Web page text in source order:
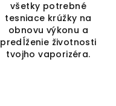
všetky potrebné
tesniace krúžky na
obnovu výkonu a
predĺženie životnosti
tvojho vaporizéra.